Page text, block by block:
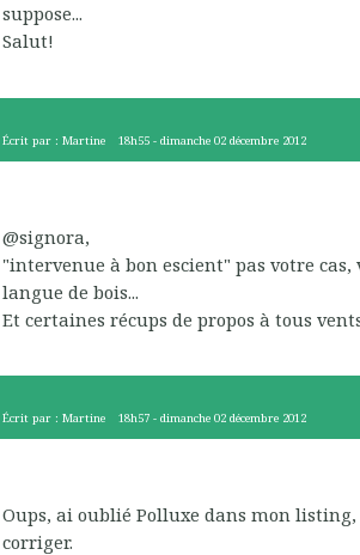
suppose...
Salut!
Écrit par : Martine 18h55 -dimanche 02 décembre 2012
@signora,
"intervenue à bon escient" pas votre cas,
langue de bois...
Et certaines récups de propos à tous
Écrit par : Martine 18h57 -dimanche 02 décembre 2012
Oups, ai oublié Polluxe dans mon listing,
corriger.